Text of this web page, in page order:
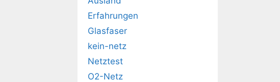
Erfahrungen
Glasfaser
kein-netz
Netztest
O2-Netz